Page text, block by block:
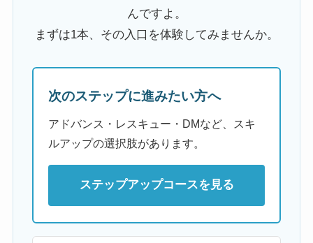
んですよ。
まずは1本、その入口を体験してみませんか。
次のステップに進みたい方へ
アドバンス・レスキュー・DMなど、スキ
ルアップの選択肢があります。
ステップアップコースを見る